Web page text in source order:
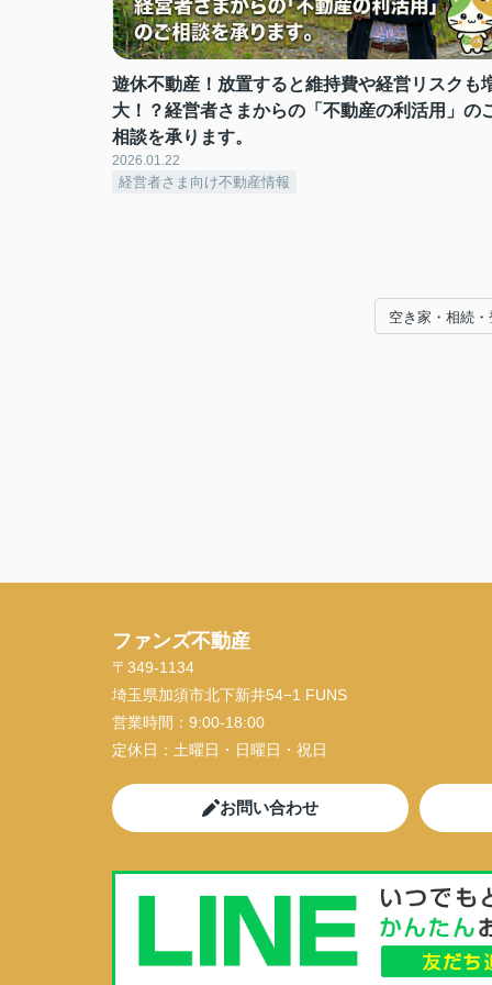
遊休不動産！放置すると維持費や経営リスクも
大！？経営者さまからの「不動産の利活用」の
相談を承ります。
2026.01.22
経営者さま向け不動産情報
空き家・相続・
ファンズ不動産
〒349-1134
埼玉県加須市北下新井54−1 FUNS
営業時間： 9:00-18:00
定休日： 土曜日・日曜日・祝日
お問い合わせ